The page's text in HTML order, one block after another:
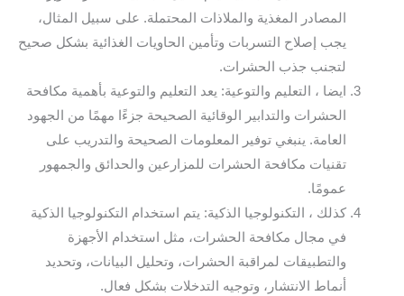
المصادر المغذية والملاذات المحتملة. على سبيل المثال،
يجب إصلاح التسربات وتأمين الحاويات الغذائية بشكل صحيح
لتجنب جذب الحشرات.
ايضا ، التعليم والتوعية: يعد التعليم والتوعية بأهمية مكافحة
الحشرات والتدابير الوقائية الصحيحة جزءًا مهمًا من الجهود
العامة. ينبغي توفير المعلومات الصحيحة والتدريب على
تقنيات مكافحة الحشرات للمزارعين والحدائق والجمهور
عمومًا.
كذلك ، التكنولوجيا الذكية: يتم استخدام التكنولوجيا الذكية
في مجال مكافحة الحشرات، مثل استخدام الأجهزة
والتطبيقات لمراقبة الحشرات، وتحليل البيانات، وتحديد
أنماط الانتشار، وتوجيه التدخلات بشكل فعال.